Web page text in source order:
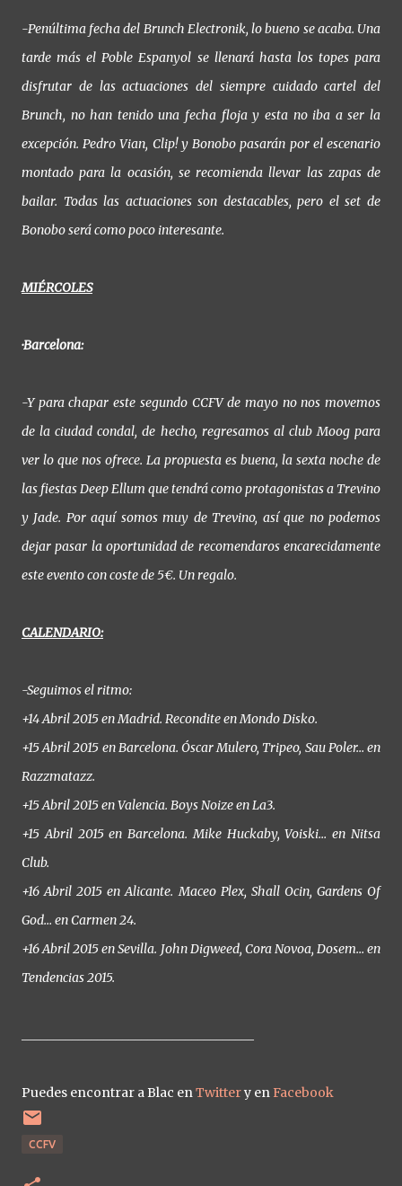
-Penúltima fecha del Brunch Electronik, lo bueno se acaba. Una
tarde más el Poble Espanyol se llenará hasta los topes para
disfrutar de las actuaciones del siempre cuidado cartel del
Brunch, no han tenido una fecha floja y esta no iba a ser la
excepción. Pedro Vian, Clip! y Bonobo pasarán por el escenario
montado para la ocasión, se recomienda llevar las zapas de
bailar. Todas las actuaciones son destacables, pero el set de
Bonobo será como poco interesante.
MIÉRCOLES
·Barcelona:
-Y para chapar este segundo CCFV de mayo no nos movemos
de la ciudad condal, de hecho, regresamos al club Moog para
ver lo que nos ofrece. La propuesta es buena, la sexta noche de
las fiestas Deep Ellum que tendrá como protagonistas a Trevino
y Jade. Por aquí somos muy de Trevino, así que no podemos
dejar pasar la oportunidad de recomendaros encarecidamente
este evento con coste de 5€. Un regalo.
CALENDARIO:
-Seguimos el ritmo:
+14 Abril 2015 en Madrid. Recondite en Mondo Disko.
+15 Abril 2015 en Barcelona. Óscar Mulero, Tripeo, Sau Poler… en
Razzmatazz.
+15 Abril 2015 en Valencia. Boys Noize en La3.
+15 Abril 2015 en Barcelona. Mike Huckaby, Voiski… en Nitsa
Club.
+16 Abril 2015 en Alicante. Maceo Plex, Shall Ocin, Gardens Of
God… en Carmen 24.
+16 Abril 2015 en Sevilla. John Digweed, Cora Novoa, Dosem… en
Tendencias 2015.
Puedes encontrar a Blac enTwittery enFacebook
CCFV